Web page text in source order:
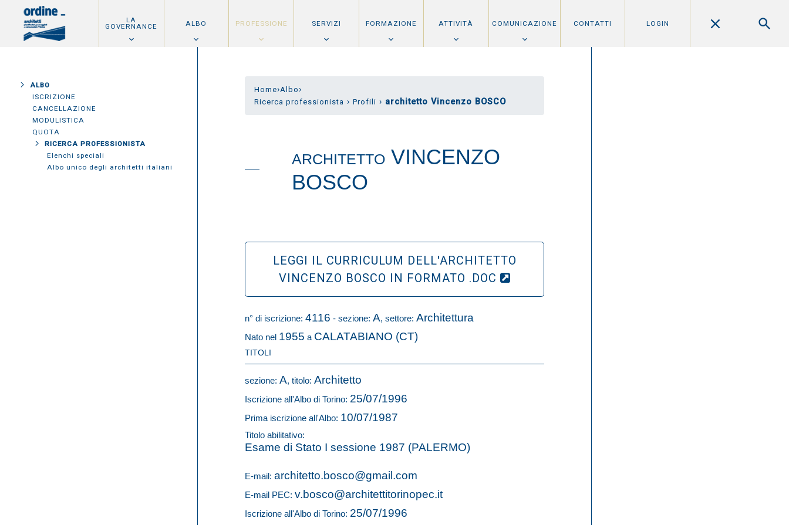
LA
GOVERNANCE ALBO PROFESSIONE SERVIZI FORMAZIONE ATTIVITÀ COMUNICAZIONE CONTATTI LOGIN
ALBO
ISCRIZIONE
CANCELLAZIONE
MODULISTICA
QUOTA
RICERCA PROFESSIONISTA
Elenchi speciali
Albo unico degli architetti italiani
Home›Albo›
Ricerca professionista › Profili › architetto Vincenzo BOSCO
ARCHITETTO VINCENZO
BOSCO
LEGGI IL CURRICULUM DELL'ARCHITETTO
VINCENZO BOSCO IN FORMATO .DOC
n° di iscrizione: 4116 - sezione: A, settore: Architettura
Nato nel 1955 a CALATABIANO (CT)
TITOLI
sezione: A, titolo: Architetto
Iscrizione all'Albo di Torino: 25/07/1996
Prima iscrizione all'Albo: 10/07/1987
Titolo abilitativo:
Esame di Stato I sessione 1987 (PALERMO)
E-mail: architetto.bosco@gmail.com
E-mail PEC: v.bosco@architettitorinopec.it
Iscrizione all'Albo di Torino: 25/07/1996